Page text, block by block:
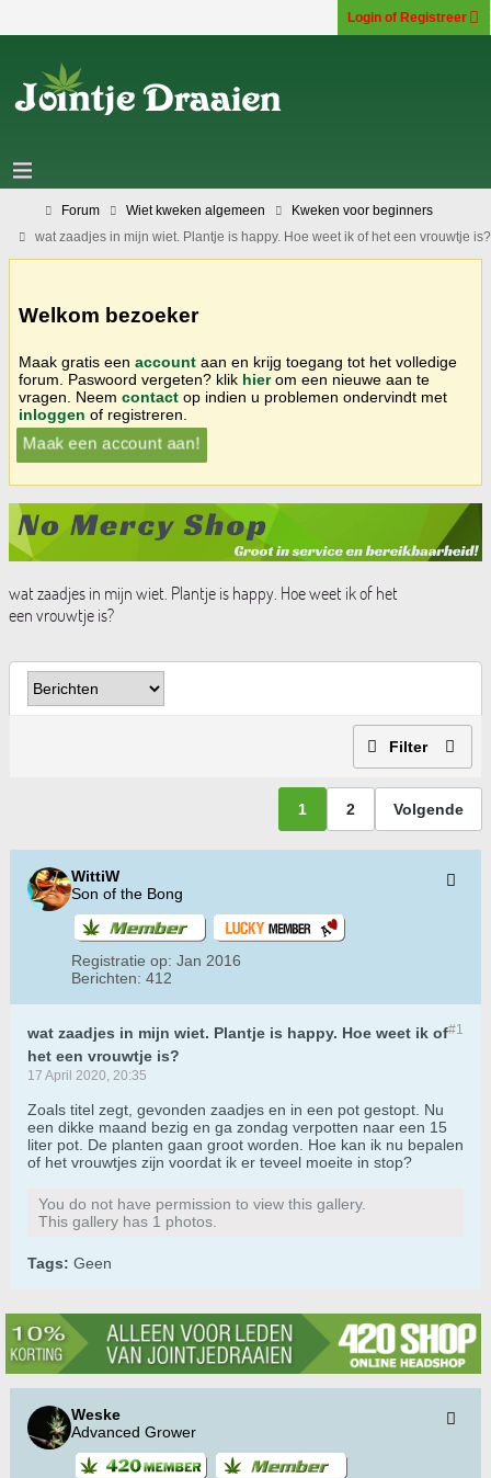
Login of Registreer
Forum Wiet kweken algemeen
Kweken voor beginners
wat zaadjes in mijn wiet. Plantje is happy. Hoe weet ik of het een vrouwtje is?
Welkom bezoeker
Maak gratis een account aan en krijg toegang tot het volledige
forum. Paswoord vergeten? klik hierom een nieuwe aan te
vragen. Neem contact op indien u problemen ondervindt met
inloggen of registreren.
Maak een account aan!
wat zaadjes in mijn wiet. Plantje is happy. Hoe weet ik of het
een vrouwtje is?
Filter
1 2 Volgende
WittiW
Son of the Bong
Registratie op: Jan 2016
Berichten: 412
#1
wat zaadjes in mijn wiet. Plantje is happy. Hoe weet ik of
het een vrouwtje is?
17 April 2020, 20:35
Zoals titel zegt, gevonden zaadjes en in een pot gestopt. Nu
een dikke maand bezig en ga zondag verpotten naar een 15
liter pot. De planten gaan groot worden. Hoe kan ik nu bepalen
of het vrouwtjes zijn voordat ik er teveel moeite in stop?
You do not have permission to view this gallery.
This gallery has 1 photos.
Tags: Geen
Weske
Advanced Grower